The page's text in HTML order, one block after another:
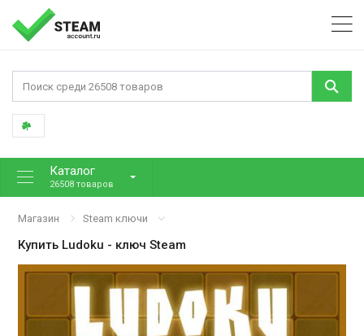
Каталог
26508 товаров
Магазин Steam ключи
Купить Ludoku - ключ Steam